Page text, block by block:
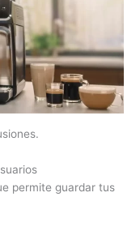
permite guardar tus